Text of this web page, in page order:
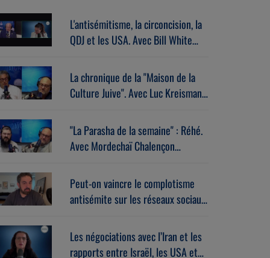
L'antisémitisme, la circoncision, la
QDJ et les USA. Avec Bill White
La chronique de la "Maison de la
Culture Juive". Avec Luc Kreisman
"La Parasha de la semaine" : Réhé.
Avec Mordechaï Chalençon
Peut-on vaincre le complotisme
antisémite sur les réseaux sociaux
(06/08/2026)
Les négociations avec l’Iran et les
rapports entre Israël, les USA et